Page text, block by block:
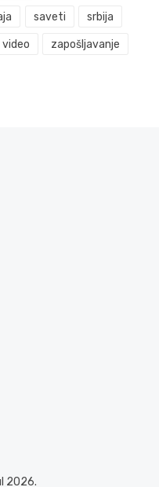
saveti srbija
video zapošljavanje
2026.